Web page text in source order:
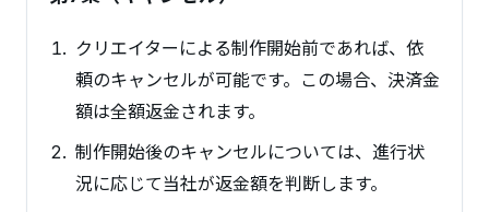
クリエイターによる制作開始前であれば、依
頼のキャンセルが可能です。この場合、決済金
額は全額返金されます。
制作開始後のキャンセルについては、進行状
況に応じて当社が返金額を判断します。